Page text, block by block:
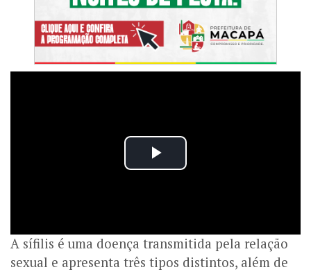
A sífilis é uma doença transmitida pela relação
sexual e apresenta três tipos distintos, além de